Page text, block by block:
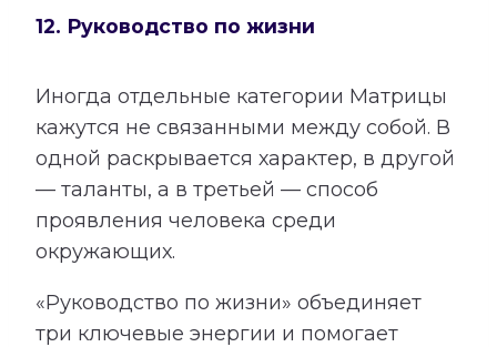
12. Руководство по жизни
Иногда отдельные категории Матрицы
кажутся не связанными между собой. В
одной раскрывается характер, в другой
— таланты, а в третьей — способ
проявления человека среди
окружающих.
«Руководство по жизни» объединяет
три ключевые энергии и помогает